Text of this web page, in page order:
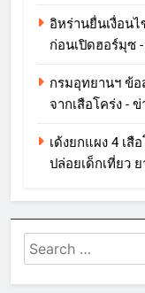
อิหร่านยื่นเงื่อน
ก่อนเปิดฮอร์มุซ -
กรมอุทยานฯ ข้อ
จากเสือโคร่ง -
เด้งยกแผง 4 เสื
ปล่อยเด็กเที่ยว
Search
for: